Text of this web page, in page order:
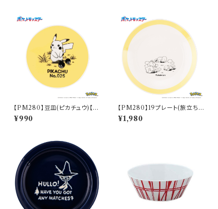
【PM280】豆皿(ピカチュウ)【D
aily Sketch】PM284-333
¥990
【PM280】19プレート(旅立ち)
【Daily Sketch】PM285-330
¥1,980